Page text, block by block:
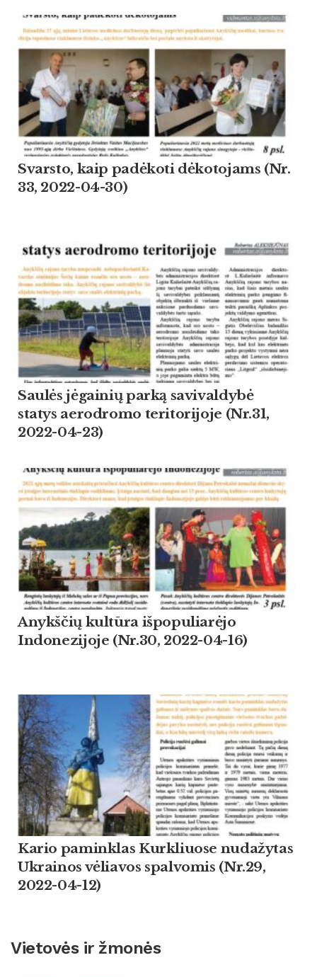
Svarsto, kaip padėkoti dėkotojams (Nr.
33, 2022-04-30)
Saulės jėgainių parką savivaldybė
statys aerodromo teritorijoje (Nr.31,
2022-04-23)
Anykščių kultūra išpopuliarėjo
Indonezijoje (Nr.30, 2022-04-16)
Kario paminklas Kurkliuose nudažytas
Ukrainos vėliavos spalvomis (Nr.29,
2022-04-12)
Vietovės ir žmonės